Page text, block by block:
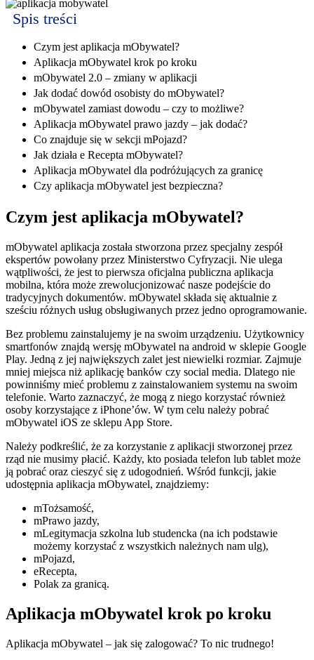
Spis treści
Czym jest aplikacja mObywatel?
Aplikacja mObywatel krok po kroku
mObywatel 2.0 – zmiany w aplikacji
Jak dodać dowód osobisty do mObywatel?
mObywatel zamiast dowodu – czy to możliwe?
Aplikacja mObywatel prawo jazdy – jak dodać?
Co znajduje się w sekcji mPojazd?
Jak działa e Recepta mObywatel?
Aplikacja mObywatel dla podróżujących za granicę
Czy aplikacja mObywatel jest bezpieczna?
Czym jest aplikacja mObywatel?
mObywatel aplikacja została stworzona przez specjalny zespół
ekspertów powołany przez Ministerstwo Cyfryzacji. Nie ulega
wątpliwości, że jest to pierwsza oficjalna publiczna aplikacja
mobilna, która może zrewolucjonizować nasze podejście do
tradycyjnych dokumentów. mObywatel składa się aktualnie z
sześciu różnych usług obsługiwanych przez jedno oprogramowanie.
Bez problemu zainstalujemy je na swoim urządzeniu. Użytkownicy
smartfonów znajdą wersję mObywatel na android w sklepie Google
Play. Jedną z jej największych zalet jest niewielki rozmiar. Zajmuje
mniej miejsca niż aplikację banków czy social media. Dlatego nie
powinniśmy mieć problemu z zainstalowaniem systemu na swoim
telefonie. Warto zaznaczyć, że mogą z niego korzystać również
osoby korzystające z iPhone’ów. W tym celu należy pobrać
mObywatel iOS ze sklepu App Store.
Należy podkreślić, że za korzystanie z aplikacji stworzonej przez
rząd nie musimy płacić. Każdy, kto posiada telefon lub tablet może
ją pobrać oraz cieszyć się z udogodnień. Wśród funkcji, jakie
udostępnia aplikacja mObywatel, znajdziemy:
mTożsamość,
mPrawo jazdy,
mLegitymacja szkolna lub studencka (na ich podstawie
możemy korzystać z wszystkich należnych nam ulg),
mPojazd,
eRecepta,
Polak za granicą.
Aplikacja mObywatel krok po kroku
Aplikacja mObywatel – jak się zalogować? To nic trudnego!